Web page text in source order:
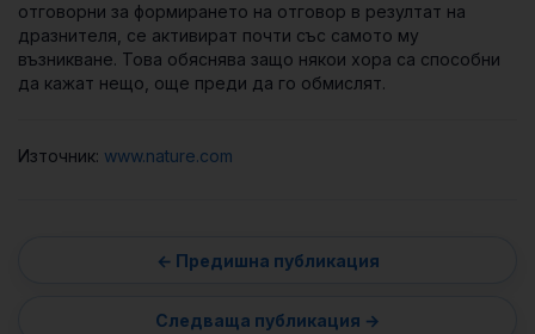
отговорни за формирането на отговор в резултат на
дразнителя, се активират почти със самото му
възникване. Това обяснява защо някои хора са способни
да кажат нещо, още преди да го обмислят.
Източник: www.nature.com